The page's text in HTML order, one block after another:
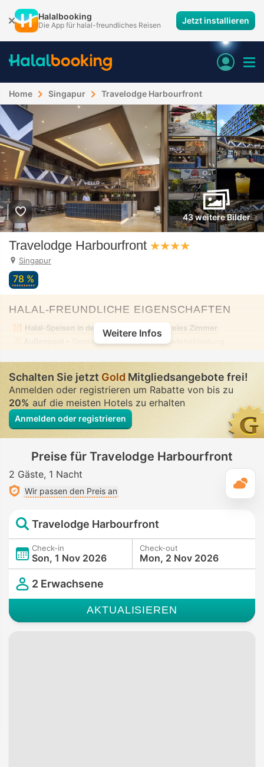
Halalbooking
Die App für halal-freundliches Reisen Jetzt installieren
Home Singapur Travelodge Harbourfront
43 weitere Bilder
Travelodge Harbourfront
Singapur
78 %
HALAL-FREUNDLICHE EIGENSCHAFTEN
Halal-Speisen in der Nähe
Alkoholfreies Zimmer
• Gemischt • Bescheidene Badebekleidung
Weitere Infos
Schalten Sie jetztGold Mitgliedsangebote frei!
Anmelden oder registrieren um Rabatte von bis zu
20%auf die meisten Hotels zu erhalten
Anmelden oder registrieren
Preise für Travelodge Harbourfront
2 Gäste 1 Nacht
Wir passen den Preis an
Travelodge Harbourfront
Check-in
Son, 1 Nov 2026
Check-out
Mon, 2 Nov 2026
2 Erwachsene
AKTUALISIEREN